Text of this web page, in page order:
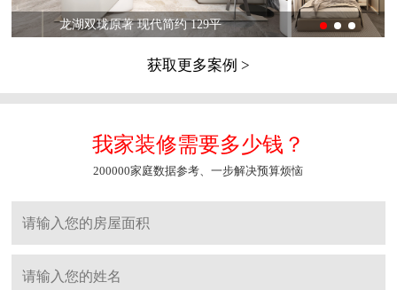
龙湖双珑原著 现代简约 129平
获取更多案例 >
我家装修需要多少钱？
200000家庭数据参考、一步解决预算烦恼